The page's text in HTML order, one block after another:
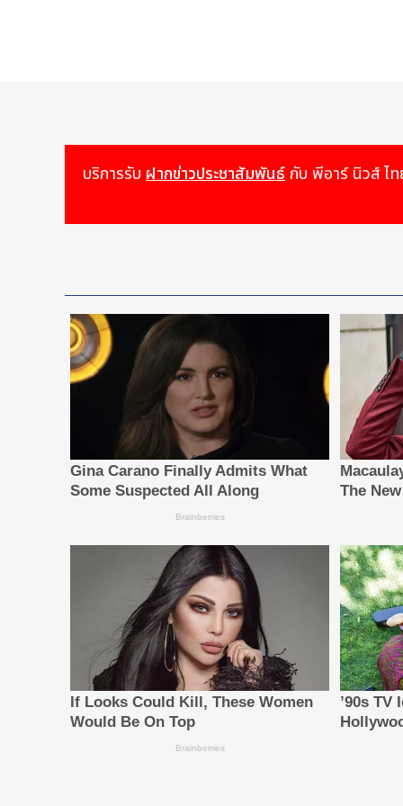
Cathay Financial Holdings presented
fine-tuned SLMs can support customer
terminology, and ambiguous customer queries.
บริการรับ ฝากข่าวประชาสัมพันธ์ กับ พีอาร์ นิวส์ ไ